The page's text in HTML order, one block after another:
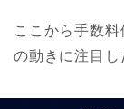
ここから手数
の動きに注目し